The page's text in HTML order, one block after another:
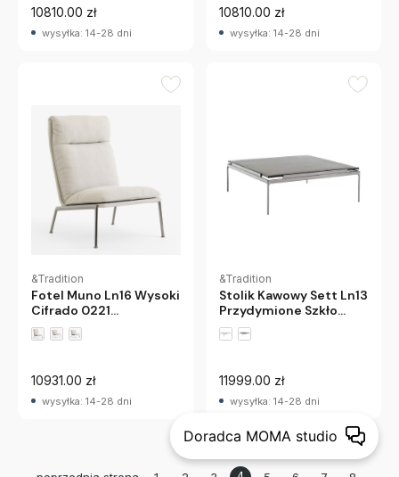
10810.00 zł
wysyłka: 14-28 dni
10810.00 zł
wysyłka: 14-28 dni
&Tradition
Fotel Muno Ln16 Wysoki
Cifrado 0221
Chromowane Nogi
Andtradition
10931.00 zł
wysyłka: 14-28 dni
&Tradition
Stolik Kawowy Sett Ln13
Przydymione Szkło
Andtradition
11999.00 zł
wysyłka: 14-28 dni
Doradca MOMA studio